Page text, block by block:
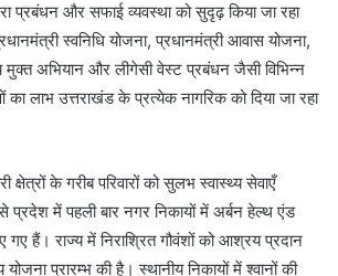
प्रबंधन और सफाई व्यवस्था को सुदृढ़ किया जा रहा
स्वनिधि योजना, प्रधानमंत्री आवास योजना,
अभियान और लीगेसी वेस्ट प्रबंधन जैसी विभिन्न
लाभ उत्तराखंड के प्रत्येक नागरिक को दिया जा रहा
क्षेत्रों के गरीब परिवारों को सुलभ स्वास्थ्य सेवाएँ
प्रदेश में पहली बार नगर निकायों में अर्बन हेल्थ एंड
हैं। राज्य में निराश्रित गौवंशों को आश्रय प्रदान
प्रारम्भ की है। स्थानीय निकायों में श्वानों की